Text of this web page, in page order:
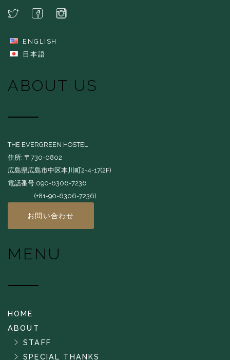
ENGLISH
日本語
ABOUT US
THE EVERGREEN HOSTEL
住所: 〒730-0802
広島県広島市中区本川町2-4-17(2F)
電話番号:090-6306-7236
(+81-90-6306-7236)
お問い合わせ
MENU
HOME
ABOUT
STAFF
SPECIAL THANKS